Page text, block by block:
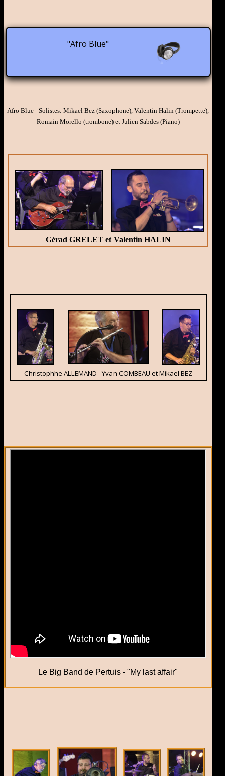
"Afro Blue"
Afro Blue - Solistes: Mikael Bez (Saxophone), Valentin Halin (Trompette),
Romain Morello (trombone) et Julien Sabdes (Piano)
Gérad GRELET et Valentin HALIN
Christophhe ALLEMAND - Yvan COMBEAU et Mikael BEZ
Le Big Band de Pertuis - "My last affair"